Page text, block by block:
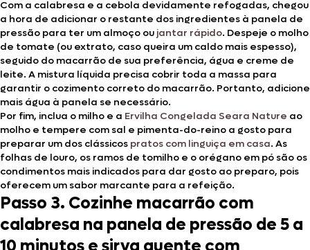
Com a calabresa e a cebola devidamente refogadas, chegou
a hora de adicionar o restante dos ingredientes à panela de
pressão para ter um almoço ou jantar rápido. Despeje o molho
de tomate (ou extrato, caso queira um caldo mais espesso),
seguido do macarrão de sua preferência, água e creme de
leite. A mistura líquida precisa cobrir toda a massa para
garantir o cozimento correto do macarrão. Portanto, adicione
mais água à panela se necessário.
Por fim, inclua o milho e a Ervilha Congelada Seara Nature ao
molho e tempere com sal e pimenta-do-reino a gosto para
preparar um dos clássicos pratos com linguiça em casa. As
folhas de louro, os ramos de tomilho e o orégano em pó são os
condimentos mais indicados para dar gosto ao preparo, pois
oferecem um sabor marcante para a refeição.
Passo 3. Cozinhe macarrão com
calabresa na panela de pressão de 5 a